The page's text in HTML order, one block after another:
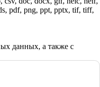
pdf, png, ppt, pptx, tif, tiff,
данных, а также с